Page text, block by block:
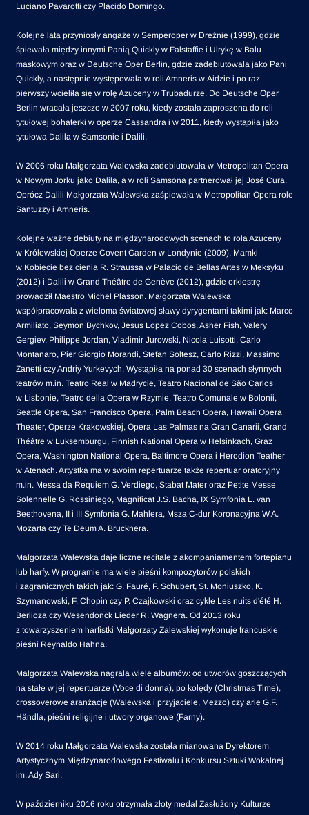
Luciano Pavarotti czy Placido Domingo.
Kolejne lata przyniosły angaże w Semperoper w Dreźnie (1999), gdzie
śpiewała między innymi Panią Quickly w Falstaffie i Ulrykę w Balu
maskowym oraz w Deutsche Oper Berlin, gdzie zadebiutowała jako Pani
Quickly, a następnie występowała w roli Amneris w Aidzie i po raz
pierwszy wcieliła się w rolę Azuceny w Trubadurze. Do Deutsche Oper
Berlin wracała jeszcze w 2007 roku, kiedy została zaproszona do roli
tytułowej bohaterki w operze Cassandra i w 2011, kiedy wystąpiła jako
tytułowa Dalila w Samsonie i Dalili.
W 2006 roku Małgorzata Walewska zadebiutowała w Metropolitan Opera
w Nowym Jorku jako Dalila, a w roli Samsona partnerował jej José Cura.
Oprócz Dalili Małgorzata Walewska zaśpiewała w Metropolitan Opera role
Santuzzy i Amneris.
Kolejne ważne debiuty na międzynarodowych scenach to rola Azuceny
w Królewskiej Operze Covent Garden w Londynie (2009), Mamki
w Kobiecie bez cienia R. Straussa w Palacio de Bellas Artes w Meksyku
(2012) i Dalili w Grand Théâtre de Genève (2012), gdzie orkiestrę
prowadził Maestro Michel Plasson. Małgorzata Walewska
współpracowała z wieloma światowej sławy dyrygentami takimi jak: Marco
Armiliato, Seymon Bychkov, Jesus Lopez Cobos, Asher Fish, Valery
Gergiev, Philippe Jordan, Vladimir Jurowski, Nicola Luisotti, Carlo
Montanaro, Pier Giorgio Morandi, Stefan Soltesz, Carlo Rizzi, Massimo
Zanetti czy Andriy Yurkevych. Wystąpiła na ponad 30 scenach słynnych
teatrów m.in. Teatro Real w Madrycie, Teatro Nacional de São Carlos
w Lisbonie, Teatro della Opera w Rzymie, Teatro Comunale w Bolonii,
Seattle Opera, San Francisco Opera, Palm Beach Opera, Hawaii Opera
Theater, Operze Krakowskiej, Opera Las Palmas na Gran Canarii, Grand
Théâtre w Luksemburgu, Finnish National Opera w Helsinkach, Graz
Opera, Washington National Opera, Baltimore Opera i Herodion Teather
w Atenach. Artystka ma w swoim repertuarze także repertuar oratoryjny
m.in. Messa da Requiem G. Verdiego, Stabat Mater oraz Petite Messe
Solennelle G. Rossiniego, Magnificat J.S. Bacha, IX Symfonia L. van
Beethovena, II i III Symfonia G. Mahlera, Msza C-dur Koronacyjna W.A.
Mozarta czy Te Deum A. Brucknera.
Małgorzata Walewska daje liczne recitale z akompaniamentem fortepianu
lub harfy. W programie ma wiele pieśni kompozytorów polskich
i zagranicznych takich jak: G. Fauré, F. Schubert, St. Moniuszko, K.
Szymanowski, F. Chopin czy P. Czajkowski oraz cykle Les nuits d'été H.
Berlioza czy Wesendonck Lieder R. Wagnera. Od 2013 roku
z towarzyszeniem harfistki Małgorzaty Zalewskiej wykonuje francuskie
pieśni Reynaldo Hahna.
Małgorzata Walewska nagrała wiele albumów: od utworów goszczących
na stałe w jej repertuarze (Voce di donna), po kolędy (Christmas Time),
crossoverowe aranżacje (Walewska i przyjaciele, Mezzo) czy arie G.F.
Händla, pieśni religijne i utwory organowe (Farny).
W 2014 roku Małgorzata Walewska została mianowana Dyrektorem
Artystycznym Międzynarodowego Festiwalu i Konkursu Sztuki Wokalnej
im. Ady Sari.
W październiku 2016 roku otrzymała złoty medal Zasłużony Kulturze